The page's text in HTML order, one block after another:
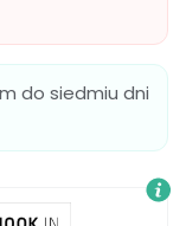
do siedmiu dni